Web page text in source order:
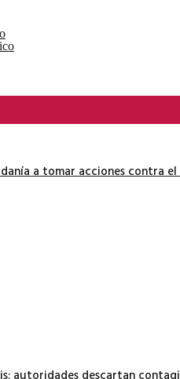
a tomar acciones contra